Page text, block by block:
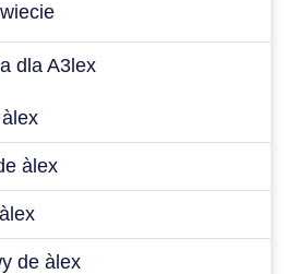
dla A3lex
àlex
de àlex